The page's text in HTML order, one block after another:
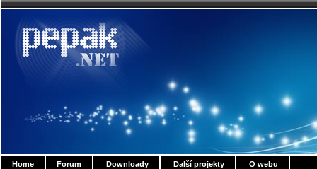
Home Forum Downloady Další projekty O webu